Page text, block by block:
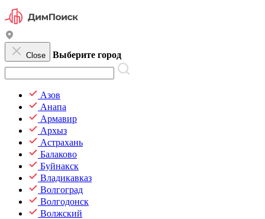
Close Выберите город
Азов
Анапа
Армавир
Архыз
Астрахань
Балаково
Буйнакск
Владикавказ
Волгоград
Волгодонск
Волжский